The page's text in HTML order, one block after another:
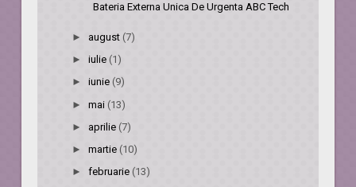
Bateria Externa Unica De Urgenta ABC Tech
► august (7)
► iulie (1)
► iunie (9)
► mai (13)
► aprilie (7)
► martie (10)
► februarie (13)